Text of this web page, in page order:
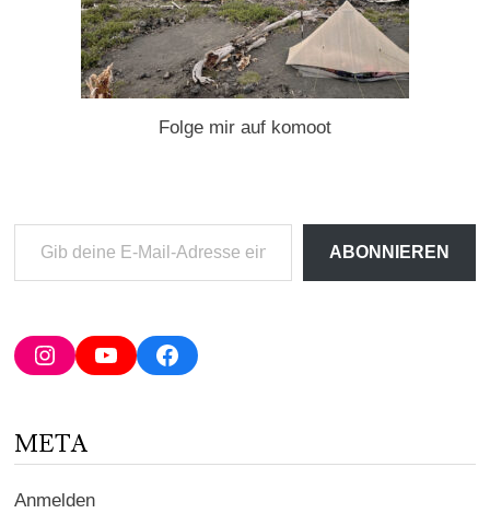
Folge mir auf komoot
deine
Adresse
ein ...
ABONNIEREN
InstagramYouTubeFacebook
META
Anmelden